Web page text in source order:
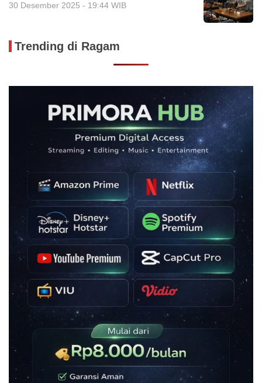
30 Desember 2025 - 19:44 WIB
Trending di Ragam